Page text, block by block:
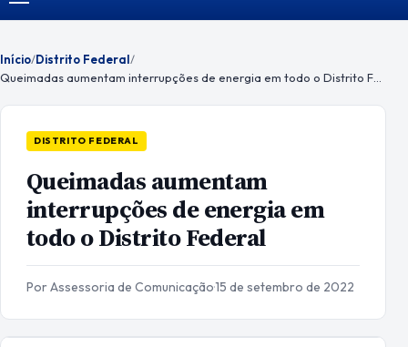
Menu
Início/Distrito Federal/
DISTRITO FEDERAL
Queimadas aumentam
interrupções de energia em
todo o Distrito Federal
Por Assessoria de Comunicação·15 de setembro de 2022